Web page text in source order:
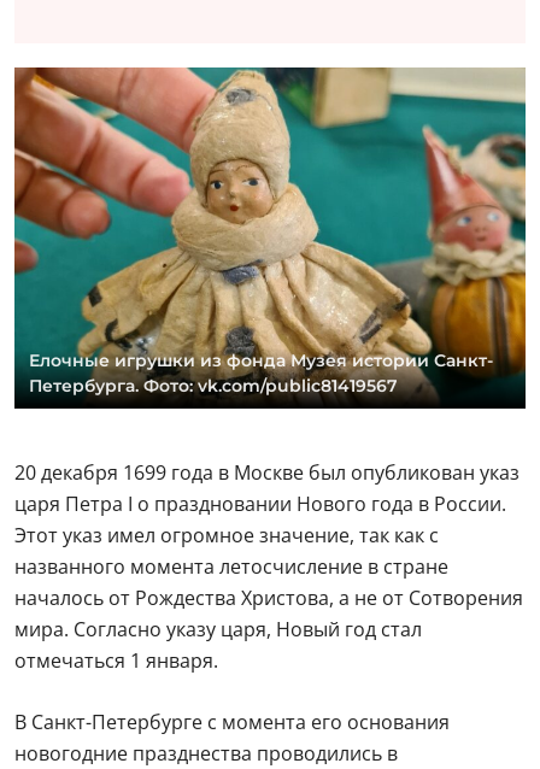
Елочные игрушки из фонда Музея истории Санкт-
Петербурга. Фото: vk.com/public81419567
20 декабря 1699 года в Москве был опубликован указ
царя Петра I о праздновании Нового года в России.
Этот указ имел огромное значение, так как с
названного момента летосчисление в стране
началось от Рождества Христова, а не от Сотворения
мира. Согласно указу царя, Новый год стал
отмечаться 1 января.
В Санкт-Петербурге с момента его основания
новогодние празднества проводились в